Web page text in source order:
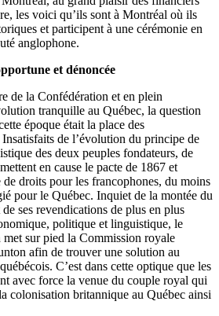
les voici qu’ils sont à Montréal où ils
et participent à une cérémonie en
anglophone.
et dénoncée
de la Confédération et en plein
tranquille au Québec, la question
époque était la place des
de l’évolution du principe de
des deux peuples fondateurs, de
en cause le pacte de 1867 et
droits pour les francophones, du moins
pour le Québec. Inquiet de la montée du
ses revendications de plus en plus
politique et linguistique, le
sur pied la Commission royale
afin de trouver une solution au
C’est dans cette optique que les
avec force la venue du couple royal qui
colonisation britannique au Québec ainsi